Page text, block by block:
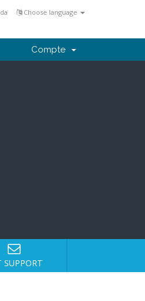
Choose language
Compte
SUPPORT